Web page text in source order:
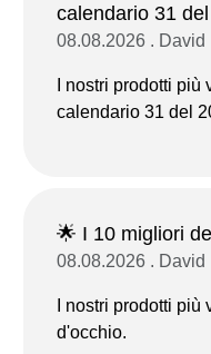
calendario 31
08.08.2026 . David
I nostri prodotti
calendario 31 del
🌟 I 10 migliori
08.08.2026 . David
I nostri prodotti
d'occhio.